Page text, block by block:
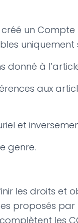
un
donné à
aux
et
genre.
les droits et
proposés
les